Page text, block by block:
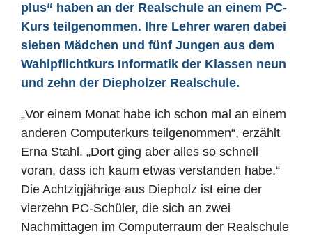
plus“ haben an der Realschule an einem PC-
Kurs teilgenommen. Ihre Lehrer waren dabei
sieben Mädchen und fünf Jungen aus dem
Wahlpflichtkurs Informatik der Klassen neun
und zehn der Diepholzer Realschule.
„Vor einem Monat habe ich schon mal an einem
anderen Computerkurs teilgenommen“, erzählt
Erna Stahl. „Dort ging aber alles so schnell
voran, dass ich kaum etwas verstanden habe.“
Die Achtzigjährige aus Diepholz ist eine der
vierzehn PC-Schüler, die sich an zwei
Nachmittagen im Computerraum der Realschule